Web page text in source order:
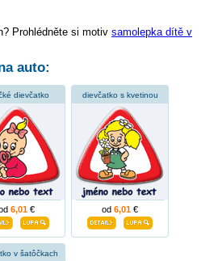
Prohlédněte si motiv samolepka dítě v
auto:
dievčatko
6,01 €
dievčatko s kvetinou
od 6,01 €
v šatôčkach